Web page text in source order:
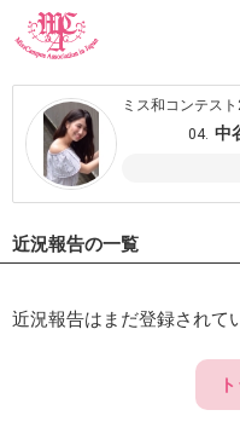
ミス和コンテス
04. 中
近況報告の一覧
近況報告はまだ登録されて